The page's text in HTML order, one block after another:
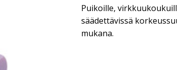
Puikoille,
säädettävissä
mukana.